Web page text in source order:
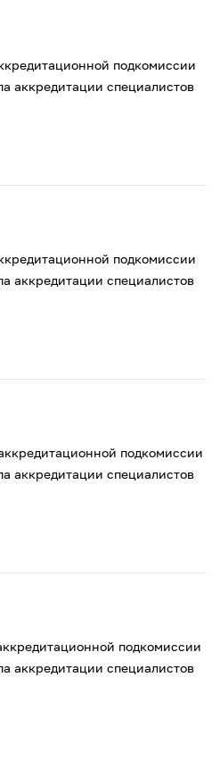
подкомиссии
аккредитации специалистов
подкомиссии
аккредитации специалистов
подкомиссии
аккредитации специалистов
подкомиссии
аккредитации специалистов